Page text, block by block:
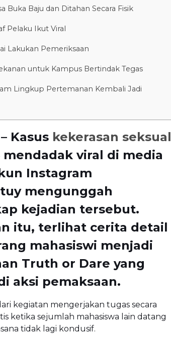
Buka Baju dan Ditahan Secara Fisik
Pelaku Ikut Viral
Lakukan Pemeriksaan
untuk Kampus Bertindak Tegas
Lingkup Pertemanan Kembali Jadi
Kasus kekerasan seksual
mendadak viral di media
Instagram
mengunggah
kejadian tersebut.
itu, terlihat cerita detail
mahasiswi menjadi
Truth or Dare yang
aksi pemaksaan.
kegiatan mengerjakan tugas secara
ketika sejumlah mahasiswa lain datang
tidak lagi kondusif.